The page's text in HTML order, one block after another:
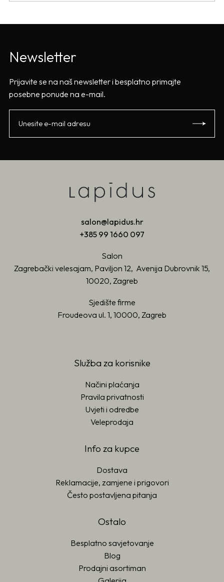
Newsletter
Prijavite se na naš newsletter i besplatno primajte
posebne ponude na e-mail.
salon@lapidus.hr
+385 99 1660 097
Salon
Zagrebački velesajam, Paviljon 12, Avenija Dubrovnik 15,
10020, Zagreb
Sjedište firme
Froudeova ul. 1, 10000, Zagreb
Služba za korisnike
Načini plaćanja
Pravila privatnosti
Uvjeti i odredbe
Veleprodaja
Info za kupce
Dostava
Reklamacije, zamjene i prigovori
Često postavljena pitanja
Ostalo
Besplatno savjetovanje
Blog
Prodajni asortiman